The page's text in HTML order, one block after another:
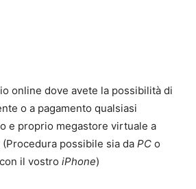
online dove avete la possibilità di
o a pagamento qualsiasi
e proprio megastore virtuale a
possibile sia da PC o
il vostro iPhone)